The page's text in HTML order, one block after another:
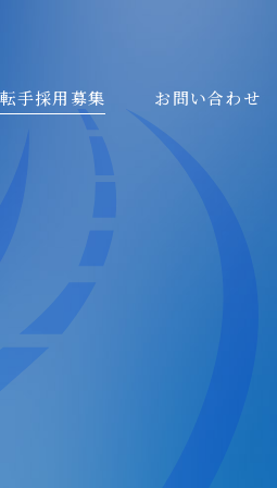
手採用募集 お問い合わせ